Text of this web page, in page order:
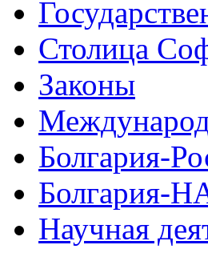
Столица
Законы
Болгария-
Болгария-
Научная